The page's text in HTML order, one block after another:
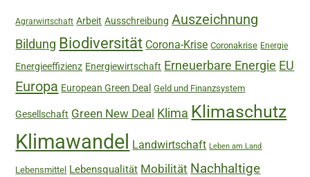
Agrarwirtschaft Arbeit Ausschreibung Auszeichnung
Bildung Biodiversität Corona-Krise Coronakrise Energie
Energieeffizienz Energiewirtschaft Erneuerbare Energie EU
Europa European Green Deal Geld und Finanzsystem
Gesellschaft Green New Deal Klima Klimaschutz
Klimawandel Landwirtschaft Leben am Land
Lebensmittel Lebensqualität Mobilität Nachhaltige